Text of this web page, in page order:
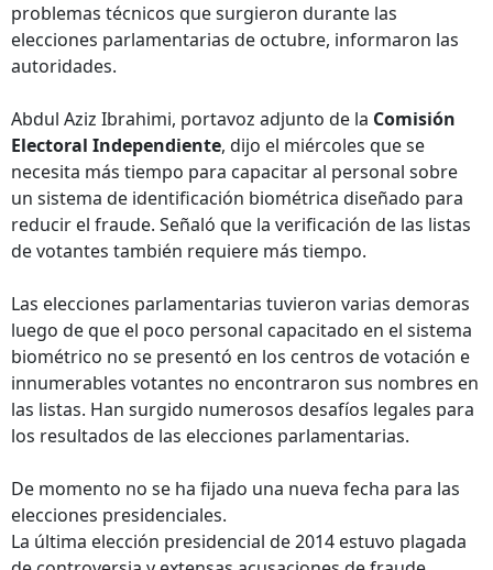
problemas técnicos que surgieron durante las
elecciones parlamentarias de octubre, informaron las
autoridades.
Abdul Aziz Ibrahimi, portavoz adjunto de la Comisión
Electoral Independiente, dijo el miércoles que se
necesita más tiempo para capacitar al personal sobre
un sistema de identificación biométrica diseñado para
reducir el fraude. Señaló que la verificación de las listas
de votantes también requiere más tiempo.
Las elecciones parlamentarias tuvieron varias demoras
luego de que el poco personal capacitado en el sistema
biométrico no se presentó en los centros de votación e
innumerables votantes no encontraron sus nombres en
las listas. Han surgido numerosos desafíos legales para
los resultados de las elecciones parlamentarias.
De momento no se ha fijado una nueva fecha para las
elecciones presidenciales.
La última elección presidencial de 2014 estuvo plagada